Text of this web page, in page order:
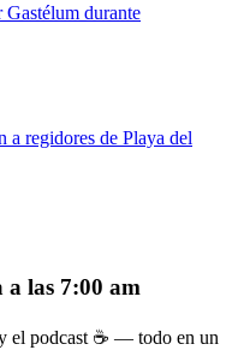
Gastélum durante
a regidores de Playa del
a las 7:00 am
el podcast ☕ — todo en un